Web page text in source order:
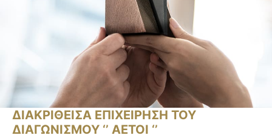
ΔΙΑΚΡΙΘΕΙΣΑ ΕΠΙΧΕΙΡΗΣΗ ΤΟΥ
ΔΙΑΓΩΝΙΣΜΟΥ ‘’ ΑΕΤΟΙ ‘’